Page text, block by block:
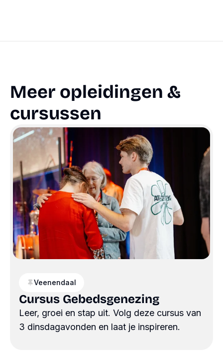
Meer opleidingen &
cursussen
Veenendaal
Cursus Gebedsgenezing
Leer, groei en stap uit. Volg deze cursus van
3 dinsdagavonden en laat je inspireren.